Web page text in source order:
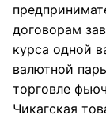
договорам
курса одной
валютной
торговле
Чикагская